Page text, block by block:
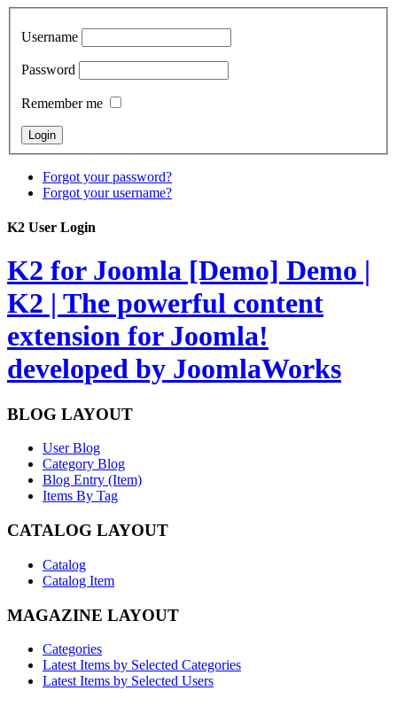
Username
Password
Remember me
Forgot your password?
Forgot your username?
K2 User Login
K2 for Joomla [Demo] Demo |
K2 | The powerful content
extension for Joomla!
developed by JoomlaWorks
BLOG LAYOUT
User Blog
Category Blog
Blog Entry (Item)
Items By Tag
CATALOG LAYOUT
Catalog
Catalog Item
MAGAZINE LAYOUT
Categories
Latest Items by Selected Categories
Latest Items by Selected Users